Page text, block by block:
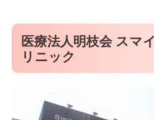
医療法人明枝会 スマ
リニック